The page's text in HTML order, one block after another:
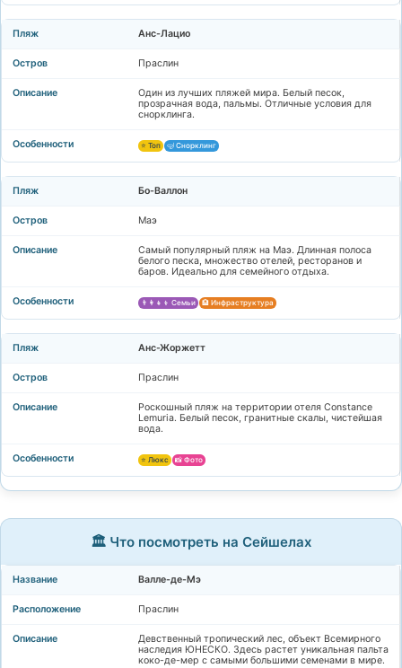
Анс-Лацио
Праслин
Один из лучших пляжей мира. Белый песок,
прозрачная вода, пальмы. Отличные условия для
снорклинга.
⭐ Топ 🤿 Снорклинг
Бо-Валлон
Маэ
Самый популярный пляж на Маэ. Длинная полоса
белого песка, множество отелей, ресторанов и
баров. Идеально для семейного отдыха.
👨‍👩‍👧‍👦 Семьи 🏨 Инфраструктура
Анс-Жоржетт
Праслин
Роскошный пляж на территории отеля Constance
Lemuria. Белый песок, гранитные скалы, чистейшая
вода.
⭐ Люкс 📸 Фото
🏛️ Что посмотреть на Сейшелах
Валле-де-Мэ
Праслин
Девственный тропический лес, объект Всемирного
наследия ЮНЕСКО. Здесь растет уникальная пальта
коко-де-мер с самыми большими семенами в мире.